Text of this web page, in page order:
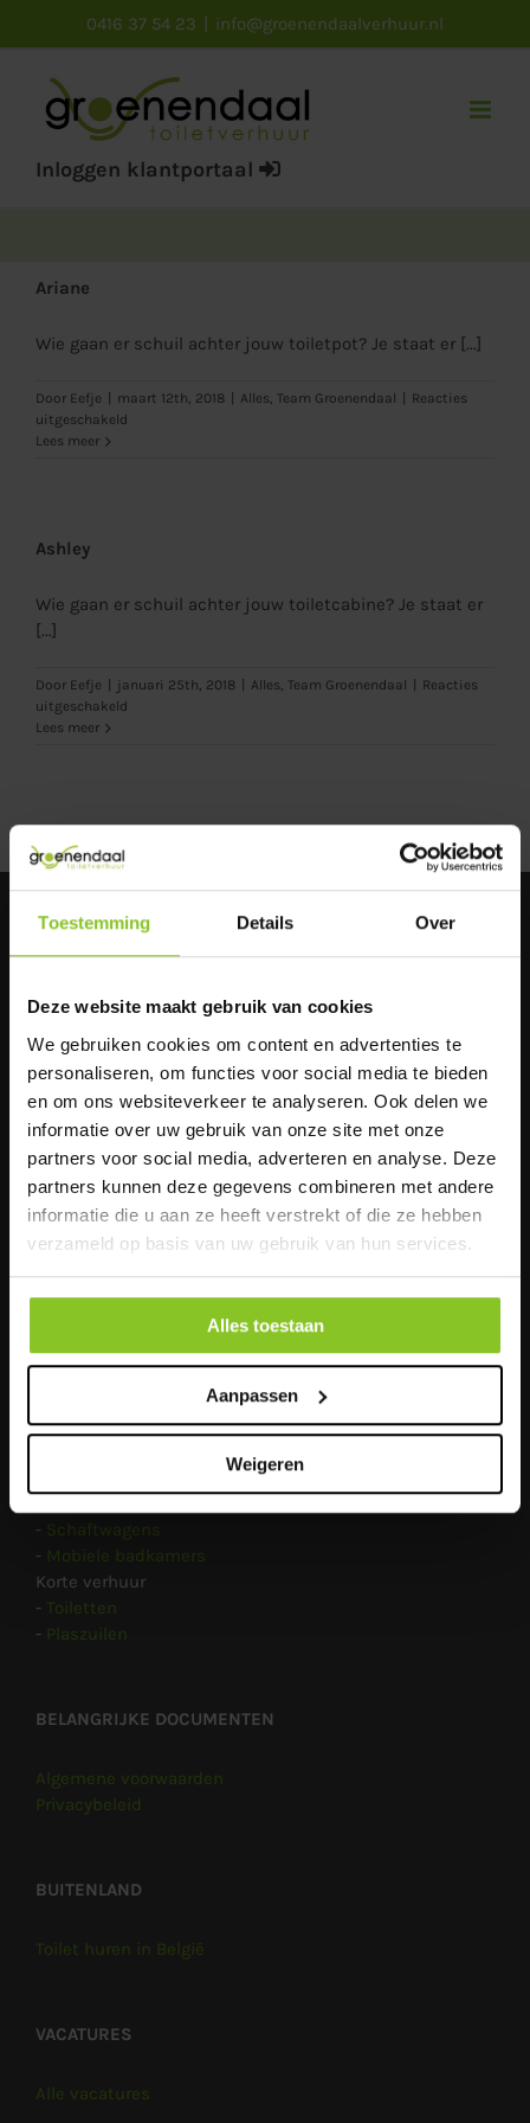
Toestemming Details Over
Deze website maakt gebruik van cookies
We gebruiken cookies om content en advertenties te
personaliseren, om functies voor social media te bieden
en om ons websiteverkeer te analyseren. Ook delen we
informatie over uw gebruik van onze site met onze
partners voor social media, adverteren en analyse. Deze
partners kunnen deze gegevens combineren met andere
informatie die u aan ze heeft verstrekt of die ze hebben
verzameld op basis van uw gebruik van hun services.
Alles toestaan
Aanpassen
Weigeren
0416 37 54 23 | info@groenendaalverhuur.nl
Inloggen klantportaal
Ariane
Wie gaan er schuil achter jouw toiletpot? Je staat er [...]
Door Eefje maart 12th, 2018 Alles, Team Groenendaal
Reacties
uitgeschakeld
Lees meer
Ashley
Wie gaan er schuil achter jouw toiletcabine? Je staat er
[...]
Door Eefje januari 25th, 2018 Alles, Team Groenendaal
Reacties
uitgeschakeld
Lees meer
Engelandlaan 13
2391 PM Hazerswoude-Dorp
Metaalweg 19D
6551 AC Weurt
6135 KV Sittard
0416 - 37 54 23
www.groenendaalverhuur.nl
PRODUCTEN
- Schaftwagens
- Mobiele badkamers
Korte verhuur
- Toiletten
- Plaszuilen
BELANGRIJKE DOCUMENTEN
Algemene voorwaarden
Privacybeleid
BUITENLAND
Toilet huren in België
VACATURES
Alle vacatures